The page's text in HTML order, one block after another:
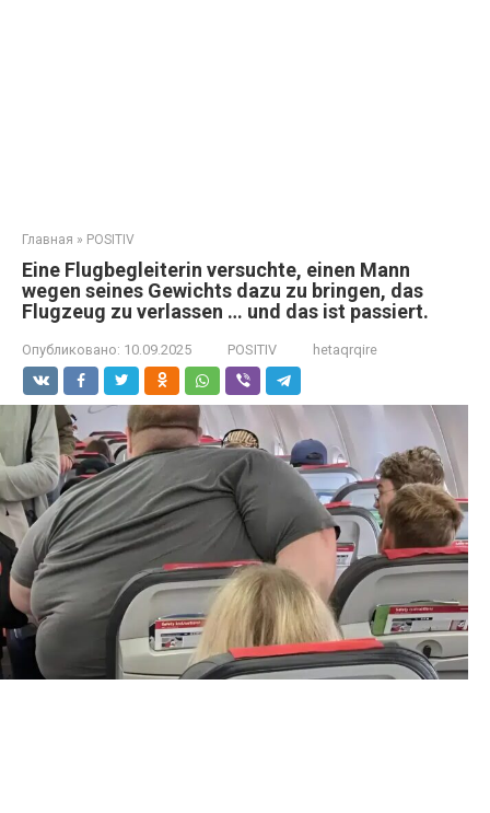
Главная » POSITIV
Eine Flugbegleiterin versuchte, einen Mann
wegen seines Gewichts dazu zu bringen, das
Flugzeug zu verlassen … und das ist passiert.
Опубликовано: 10.09.2025 POSITIV hetaqrqire